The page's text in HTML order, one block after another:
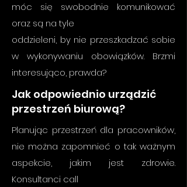
móc się swobodnie komunikować
oraz są na tyle
oddzieleni, by nie przeszkadzać sobie
w wykonywaniu obowiązków. Brzmi
interesująco, prawda?
Jak odpowiednio urządzić
przestrzeń biurową?
Planując przestrzeń dla pracowników,
nie można zapomnieć o tak ważnym
aspekcie, jakim jest zdrowie.
Konsultanci call